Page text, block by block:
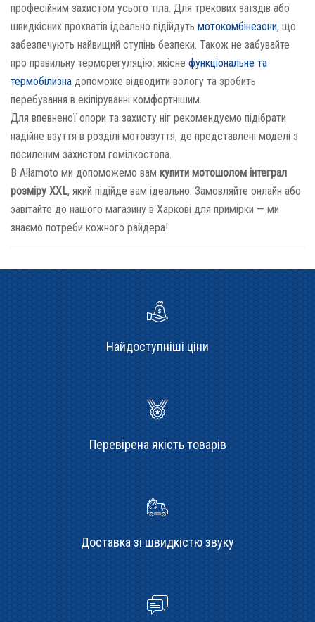
професійним захистом усього тіла. Для трекових заїздів або
швидкісних прохватів ідеально підійдуть мотокомбінезони, що
забезпечують найвищий ступінь безпеки. Також не забувайте
про правильну терморегуляцію: якісне функціональне та
термобілизна допоможе відводити вологу та зробить
перебування в екіпіруванні комфортнішим.
Для впевненої опори та захисту ніг рекомендуємо підібрати
надійне взуття в розділі мотовзуття, де представлені моделі з
посиленим захистом гомілкостопа.
В Allamoto ми допоможемо вам купити мотошолом інтеграл
розміру XXL, який підійде вам ідеально. Замовляйте онлайн або
завітайте до нашого магазину в Харкові для примірки — ми
знаємо потреби кожного райдера!
Найдоступніші ціни
Перевірена якість товарів
Доставка зі швидкістю звуку